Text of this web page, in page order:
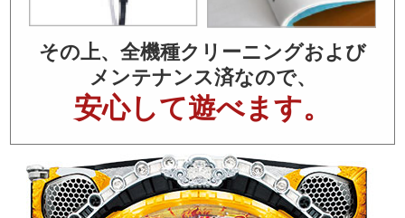
その上、全機種クリーニングおよび
メンテナンス済なので、
安心して遊べます。